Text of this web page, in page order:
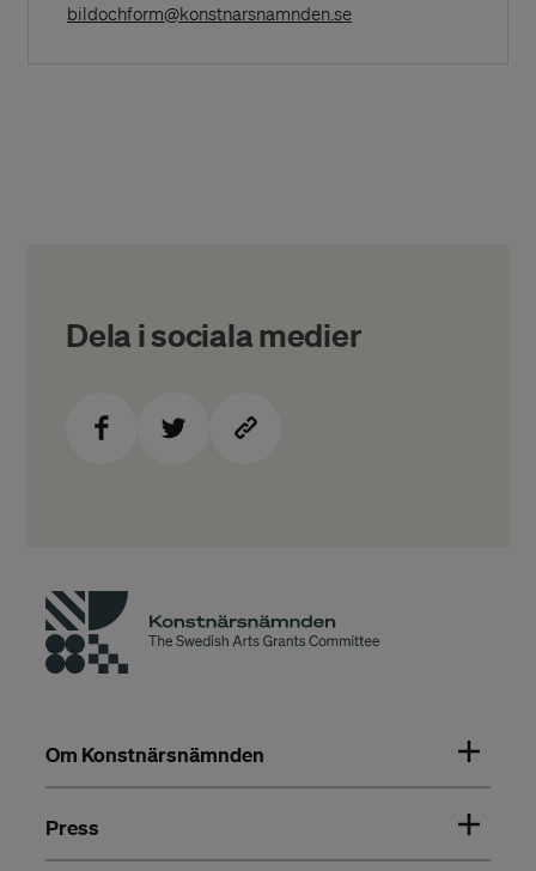
bildochform@konstnarsnamnden.se(Opens in a New
Dela i sociala medier
Om Konstnärsnämnden
Press